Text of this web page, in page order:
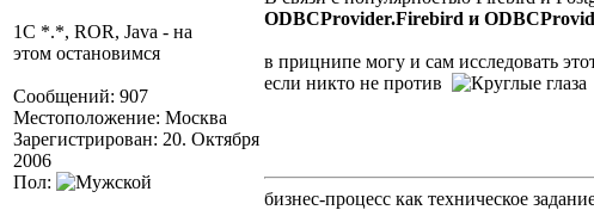
1C *.*, ROR, Java - на
этом остановимся
Сообщений: 907
Местоположение: Москва
Зарегистрирован: 20. Октября
2006
Пол:
ODBCProvider.Firebird и
в прицнипе могу и сам исследовать
если никто не против
бизнес-процесс как техническое